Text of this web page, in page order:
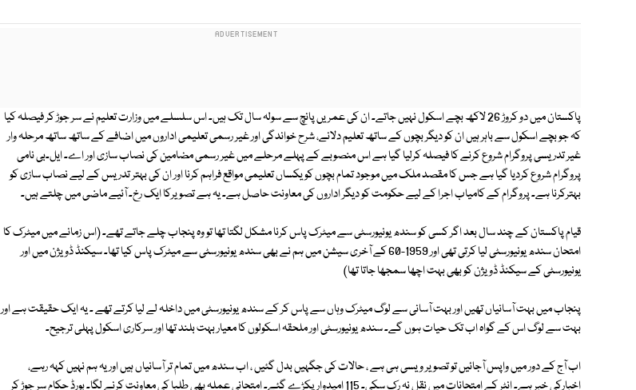
پاکستان میں دو کروڑ 26 لاکھ بچے اسکول نہیں جاتے۔ ان کی عمریں پانچ سے سولہ سال تک ہیں۔ اس سلسلے میں وزارت تعلیم نے سر جوڑ کر فیصلہ کیا
کہ جو بچے اسکول سے باہر ہیں ان کو دیگر بچوں کے ساتھ تعلیم دلانے، شرح خواندگی اور غیر رسمی تعلیمی اداروں میں اضافے کے ساتھ ساتھ مرحلہ وار
غیر تدریسی پروگرام شروع کرنے کا فیصلہ کرلیا گیا ہے اس منصوبے کے پہلے مرحلے میں غیر رسمی مضامین کی نصاب سازی اور اے۔ ایل۔بی نامی
پروگرام شروع کردیا گیا ہے جس کا مقصد ملک میں موجود تمام بچوں کو یکساں تعلیمی مواقع فراہم کرنا اور ان کی بہتر تدریس کے لیے نصاب سازی کو
بہترکرنا ہے۔ پروگرام کے کامیاب اجرا کے لیے حکومت کو دیگر اداروں کی معاونت حاصل ہے۔ یہ ہے تصویرکا ایک رخ۔ آئیے ماضی میں چلتے ہیں۔
قیام پاکستان کے چند سال بعد اگر کسی کو سندھ یونیورسٹی سے میٹرک پاس کرنا مشکل لگتا تھا تو وہ پنجاب چلے جاتے تھے۔ (اس زمانے میں میٹرک کا
امتحان سندھ یونیورسٹی لیا کرتی تھی اور 1959-60 کے آخری سیشن میں ہم نے بھی سندھ یونیورسٹی سے میٹرک پاس کیا تھا۔ سیکنڈ ڈویژن میں اور
یونیورسٹی کے سیکنڈ ڈویژن کو بھی بہت اچھا سمجھا جاتا تھا)
پنجاب میں بہت آسانیاں تھیں اور بہت آسانی سے لوگ میٹرک وہاں سے پاس کر کے سندھ یونیورسٹی میں داخلہ لے لیا کرتے تھے ۔ یہ ایک حقیقت ہے اور
بہت سے لوگ اس کے گواہ اب تک حیات ہوں گے۔ سندھ یونیورسٹی اور ملحقہ اسکولوں کا معیار بہت بلند تھا اور سرکاری اسکول پہلی ترجیح۔
اب آج کے دور میں واپس آجائیں تو تصویر ویسی ہی ہے ، حالات کی جگہیں بدل گئیں ، اب سندھ میں تمام تر آسانیاں ہیں اور یہ ہم نہیں کہہ رہے،
اخبارکی خبر ہے۔ انٹر کے امتحانات میں نقل نہ رک سکی۔ 115 امیدوار پکڑے گئے۔ امتحانی عملہ بھی طلبا کی معاونت کرنے لگا۔ بورڈ حکام سر جوڑ کر